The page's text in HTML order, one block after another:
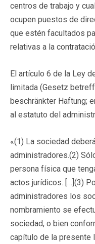
centros de trabajo y
ocupen puestos de
que estén facultados
relativas a la
El artículo 6 de la Ley
limitada (Gesetz
beschränkter Haftung;
al estatuto del
«(1) La sociedad
administradores.(2)
persona física que
actos jurídicos. […](3)
administradores los
nombramiento se
sociedad, o bien
capítulo de la presente